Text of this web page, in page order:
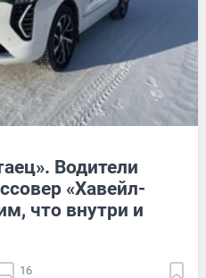
Водители
«Хавейл-
что внутри и
16